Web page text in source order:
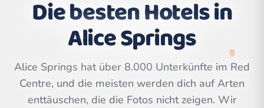
Leaflet
©
OpenStreetMap
Die besten Hotels in
Alice Springs
Alice Springs hat über 8.000 Unterkünfte im Red
Centre, und die meisten werden dich auf Arten
enttäuschen, die die Fotos nicht zeigen. Wir